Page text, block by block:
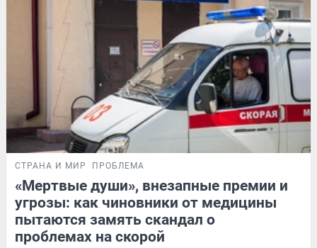
СТРАНА И МИР ПРОБЛЕМА
«Мертвые души», внезапные премии и
угрозы: как чиновники от медицины
пытаются замять скандал о
проблемах на скорой